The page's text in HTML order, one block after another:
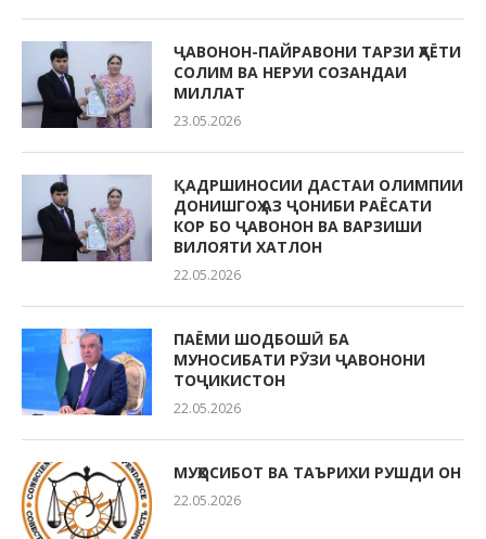
ҶАВОНОН-ПАЙРАВОНИ ТАРЗИ ҲАЁТИ
СОЛИМ ВА НЕРУИ СОЗАНДАИ
МИЛЛАТ
23.05.2026
ҚАДРШИНОСИИ ДАСТАИ ОЛИМПИИ
ДОНИШГОҲ АЗ ҶОНИБИ РАЁСАТИ
КОР БО ҶАВОНОН ВА ВАРЗИШИ
ВИЛОЯТИ ХАТЛОН
22.05.2026
ПАЁМИ ШОДБОШӢ БА
МУНОСИБАТИ РӮЗИ ҶАВОНОНИ
ТОҶИКИСТОН
22.05.2026
МУҲОСИБОТ ВА ТАЪРИХИ РУШДИ ОН
22.05.2026